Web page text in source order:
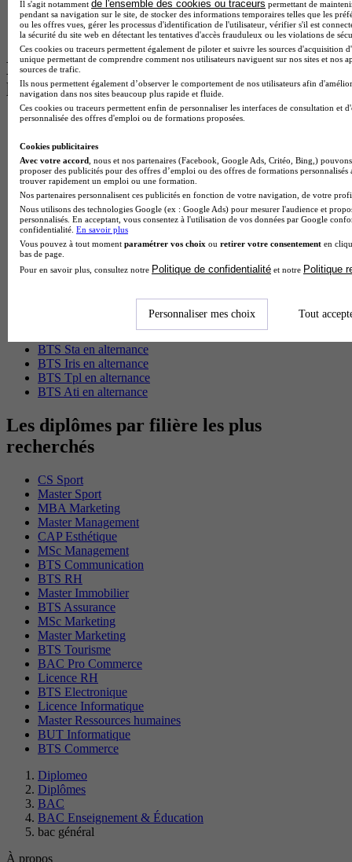
Master Psychologie à Angers
BTS Communication à Lyon
BTS Ndrc à Lyon
Les intitulés de diplôme par alternance
les plus recherchés
BTS Esf en alternance
BTS Mco en alternance
BTS Pi en alternance
BTS Sp3s en alternance
Master CCA en alternance
BTS Ndrc en alternance
BTS Sam en alternance
Cap Fleuriste en alternance
BTS Sio en alternance
MSc Marketing Digital en alternance
BTS Gpme en alternance
BTS Gpn en alternance
BTS Domotique en alternance
BTS Sta en alternance
BTS Iris en alternance
BTS Tpl en alternance
BTS Ati en alternance
Les diplômes par filière les plus
recherchés
CS Sport
Master Sport
MBA Marketing
Master Management
CAP Esthétique
MSc Management
BTS Communication
BTS RH
Master Immobilier
BTS Assurance
MSc Marketing
Master Marketing
BTS Tourisme
BAC Pro Commerce
Licence RH
BTS Electronique
Licence Informatique
Master Ressources humaines
BUT Informatique
BTS Commerce
Diplomeo
Diplômes
BAC
BAC Enseignement & Éducation
bac général
À propos
Il s'agit notamment de l'ensemble des cookies ou traceurs permettant de
pendant sa navigation sur le site, de stocker des informations temporaires telles que les
ou les offres vues, gérer les processus d'identification de l'utilisateur, vérifier s'il est
la sécurité du site web en détectant les tentatives d'accès frauduleux ou les violations de
Ces cookies ou traceurs permettent également de piloter et suivre les sources d'acquisition
unique permettant de comprendre comment nos utilisateurs naviguent sur nos sites et nos
sources de trafic.
Ils nous permettent également d’observer le comportement de nos utilisateurs afin
navigation dans nos sites beaucoup plus rapide et fluide.
Ces cookies ou traceurs permettent enfin de personnaliser les interfaces de consultation et
personnalisée des offres d'emploi ou de formations proposées.
Cookies publicitaires
Avec votre accord , nous et nos partenaires (Facebook, Google Ads, Critéo, Bing,)
proposer des publicités pour des offres d’emploi ou des offres de formations
trouver rapidement un emploi ou une formation.
Nos partenaires personnalisent ces publicités en fonction de votre navigation, de votre
Nous utilisons des technologies Google (ex : Google Ads) pour mesurer l'audience et
personnalisés. En acceptant, vous consentez à l'utilisation de vos données par Google
confidentialité. En savoir plus
Vous pouvez à tout moment paramétrer vos choix ou retirer votre consentement en
bas de page.
Pour en savoir plus, consultez notre Politique de confidentialité et notre Politique
Personnaliser mes choix Tout